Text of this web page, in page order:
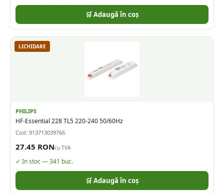
🛒 Adaugă în coș
LICHIDARE
PHILIPS
HF-Essential 228 TL5 220-240 50/60Hz
Cod: 913713039766
27.45 RONcu TVA
✓ In stoc —341 buc.
🛒 Adaugă în coș